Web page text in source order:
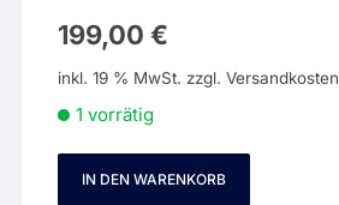
199,00€
inkl. 19 % MwSt. zzgl.Versandkosten
1 vorrätig
Girrbach
IN DEN WARENKORB